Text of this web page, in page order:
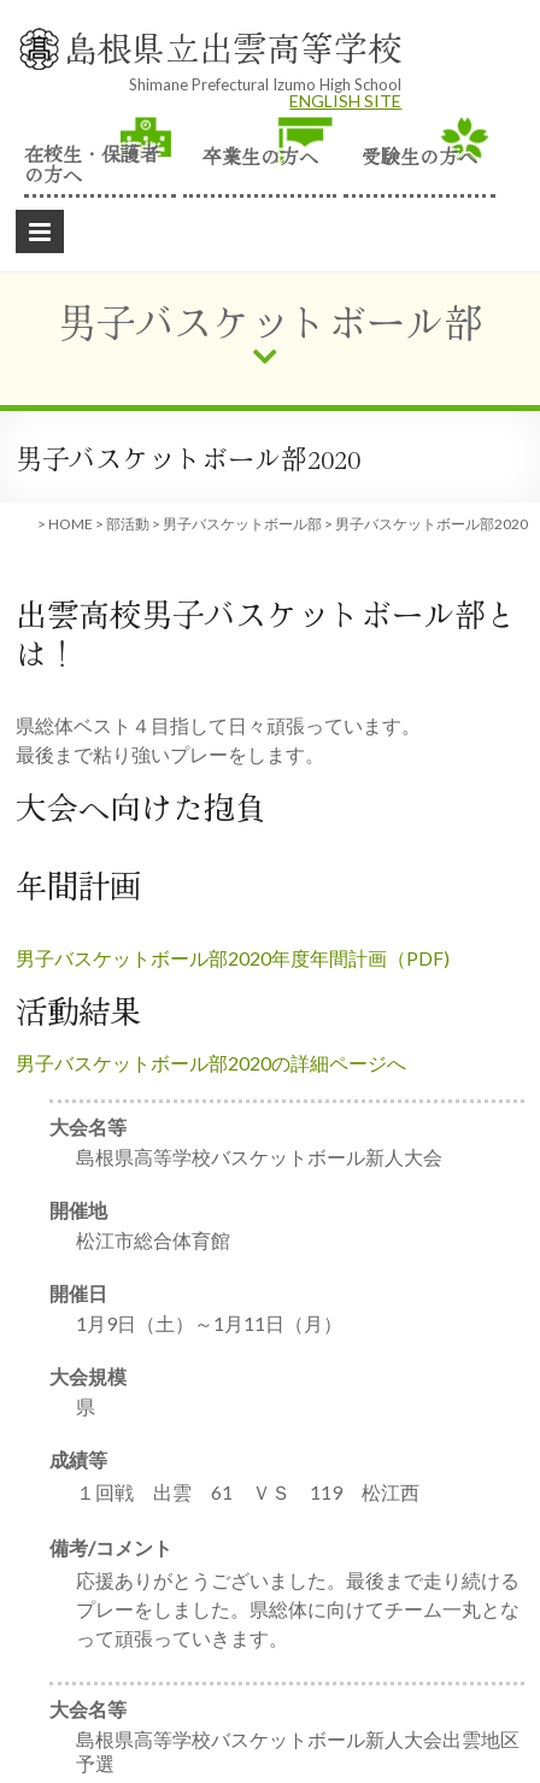
content 島根県立出雲高等学校
Shimane Prefectural Izumo High School
ENGLISH SITE
在校生・保護者
の方へ
卒業生の方へ 受験生の方へ
男子バスケットボール部
男子バスケットボール部2020
> HOME > 部活動 > 男子バスケットボール部 > 男子バスケットボール部2020
出雲高校男子バスケットボール部と
は！
県総体ベスト４目指して日々頑張っています。
最後まで粘り強いプレーをします。
大会へ向けた抱負
年間計画
男子バスケットボール部2020年度年間計画（PDF)
活動結果
男子バスケットボール部2020の詳細ページへ
大会名等
島根県高等学校バスケットボール新人大会
開催地
松江市総合体育館
開催日
1月9日（土）～1月11日（月）
大会規模
県
成績等
１回戦 出雲 61 ＶＳ 119 松江西
備考/コメント
応援ありがとうございました。最後まで走り続ける
プレーをしました。県総体に向けてチーム一丸とな
って頑張っていきます。
大会名等
島根県高等学校バスケットボール新人大会出雲地区
予選